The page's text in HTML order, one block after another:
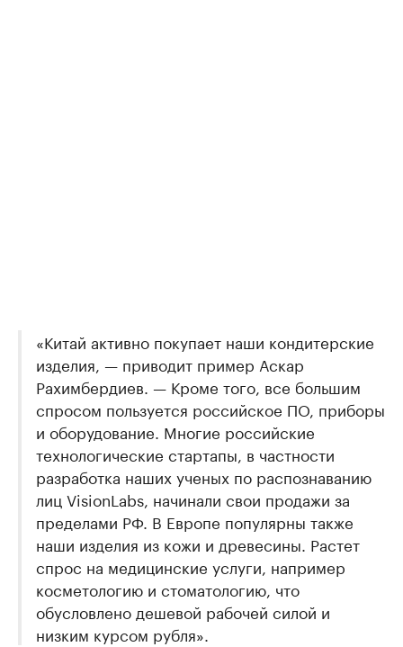
«Китай активно покупает наши кондитерские
изделия, — приводит пример Аскар
Рахимбердиев. — Кроме того, все большим
спросом пользуется российское ПО, приборы
и оборудование. Многие российские
технологические стартапы, в частности
разработка наших ученых по распознаванию
лиц VisionLabs, начинали свои продажи за
пределами РФ. В Европе популярны также
наши изделия из кожи и древесины. Растет
спрос на медицинские услуги, например
косметологию и стоматологию, что
обусловлено дешевой рабочей силой и
низким курсом рубля».